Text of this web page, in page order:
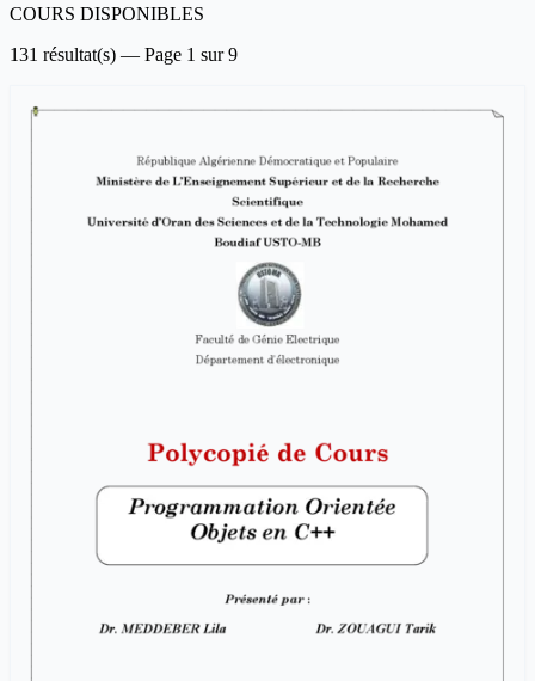
COURS DISPONIBLES
131 résultat(s) — Page 1 sur 9